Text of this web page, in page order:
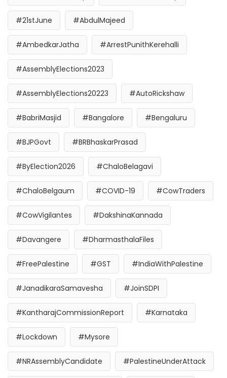
#21stJune #AbdulMajeed
#AmbedkarJatha #ArrestPunithKerehalli
#AssemblyElections2023
#AssemblyElections20223 #AutoRickshaw
#BabriMasjid #Bangalore #Bengaluru
#BJPGovt #BRBhaskarPrasad
#ByElection2026 #ChaloBelagavi
#ChaloBelgaum #COVID-19 #CowTraders
#CowVigilantes #DakshinaKannada
#Davangere #DharmasthalaFiles
#FreePalestine #GST #IndiaWithPalestine
#JanadikaraSamavesha #JoinSDPI
#KantharajCommissionReport #Karnataka
#Lockdown #Mysore
#NRAssemblyCandidate #PalestineUnderAttack